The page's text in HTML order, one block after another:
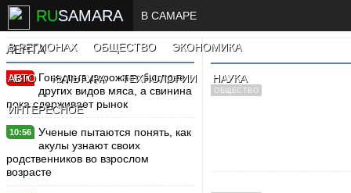
RUSAMARA В САМАРЕ
В РЕГИОНАХ ОБЩЕСТВО ЭКОНОМИКА
АВТО КУЛЬТУРА ТЕХНОЛОГИИ НАУКА
ИНТЕРЕСНОЕ
ЛЕНТА
New
Говядина дорожает быстрее
других видов мяса, а свинина
пока сдерживает рынок
10:56
Ученые пытаются понять, как
акулы узнают своих
родственников во взрослом
возрасте
ОБЩЕСТВО